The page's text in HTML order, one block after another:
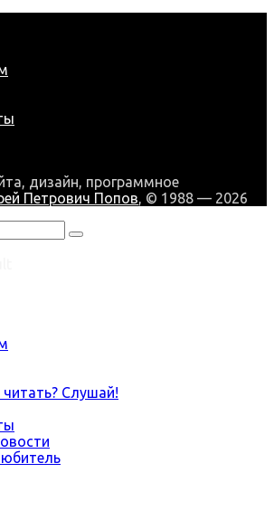
дизайн, программное
Петрович Попов, © 1988 — 2026
Слушай!